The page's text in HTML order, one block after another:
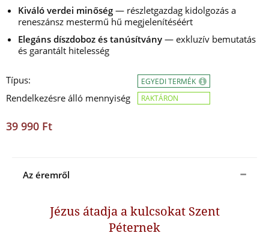
Kiváló verdei minőség — részletgazdag kidolgozás a
reneszánsz mestermű hű megjelenítéséért
Elegáns díszdoboz és tanúsítvány — exkluzív bemutatás
és garantált hitelesség
Típus:
Rendelkezésre álló mennyiség
EGYEDI TERMÉK
RAKTÁRON
39 990 Ft
Az éremről
Jézus átadja a kulcsokat Szent
Péternek